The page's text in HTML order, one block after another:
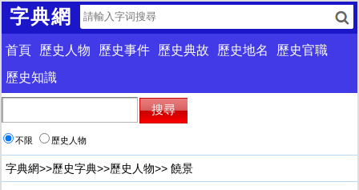
字典網
首頁 歷史人物 歷史事件 歷史典故 歷史地名
歷史官職
歷史知識
不限 歷史人物
字典網>>歷史字典>>歷史人物>> 饒景